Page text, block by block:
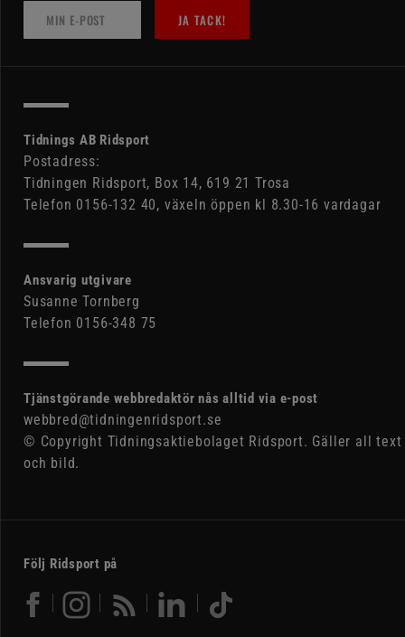
JA TACK!
Tidnings AB Ridsport
Postadress:
Tidningen Ridsport, Box 14, 619 21 Trosa
Telefon 0156-132 40, växeln öppen kl 8.30-16 vardagar
Ansvarig utgivare
Susanne Tornberg
Telefon 0156-348 75
Tjänstgörande webbredaktör nås alltid via e-post
webbred@tidningenridsport.se
© Copyright Tidningsaktiebolaget Ridsport. Gäller all text
och bild.
Följ Ridsport på